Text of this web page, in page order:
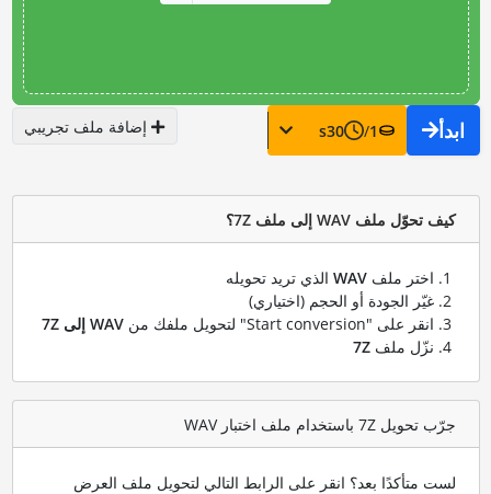
ابدأ 1
/
30
s إضافة ملف تجريبي
كيف تحوّل ملف WAV إلى ملف 7Z؟
اختر ملف WAVالذي تريد تحويله
غيّر الجودة أو الحجم (اختياري)
انقر على "Start conversion" لتحويل ملفك من
WAV إلى 7Z
نزّل ملف 7Z
جرّب تحويل 7Z باستخدام ملف اختبار WAV
لست متأكدًا بعد؟ انقر على الرابط التالي لتحويل ملف العرض